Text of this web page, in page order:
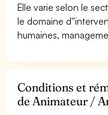
Elle varie selon le
le domaine
humaines,
Conditions et
de Animateur /